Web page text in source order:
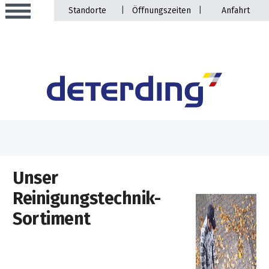
Standorte | Öffnungszeiten | Anfahrt
Aktuelles
Angebote
Gartentechnik
&
Service
Unser
Reinigungstechnik-
Sortiment